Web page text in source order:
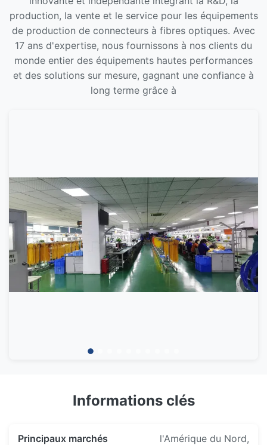
support R&D.
production, la vente et le service pour les équipements
de production de connecteurs à fibres optiques. Avec
17 ans d'expertise, nous fournissons à nos clients du
monde entier des équipements hautes performances
et des solutions sur mesure, gagnant une confiance à
long terme grâce à
Informations clés
Principaux marchés
l'Amérique du Nord,